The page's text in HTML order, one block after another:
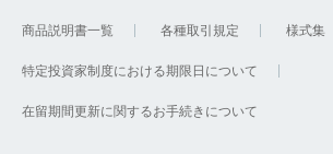
商品説明書一覧 各種取引規定 様式集
特定投資家制度における期限日について
在留期間更新に関するお手続きについて